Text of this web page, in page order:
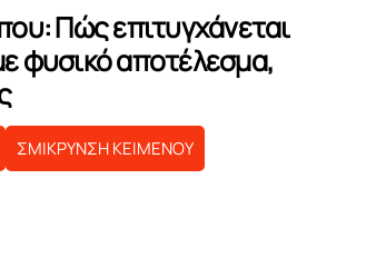
Πώς επιτυγχάνεται
φυσικό αποτέλεσμα,
ΣΜΙΚΡΥΝΣΗ ΚΕΙΜΕΝΟΥ